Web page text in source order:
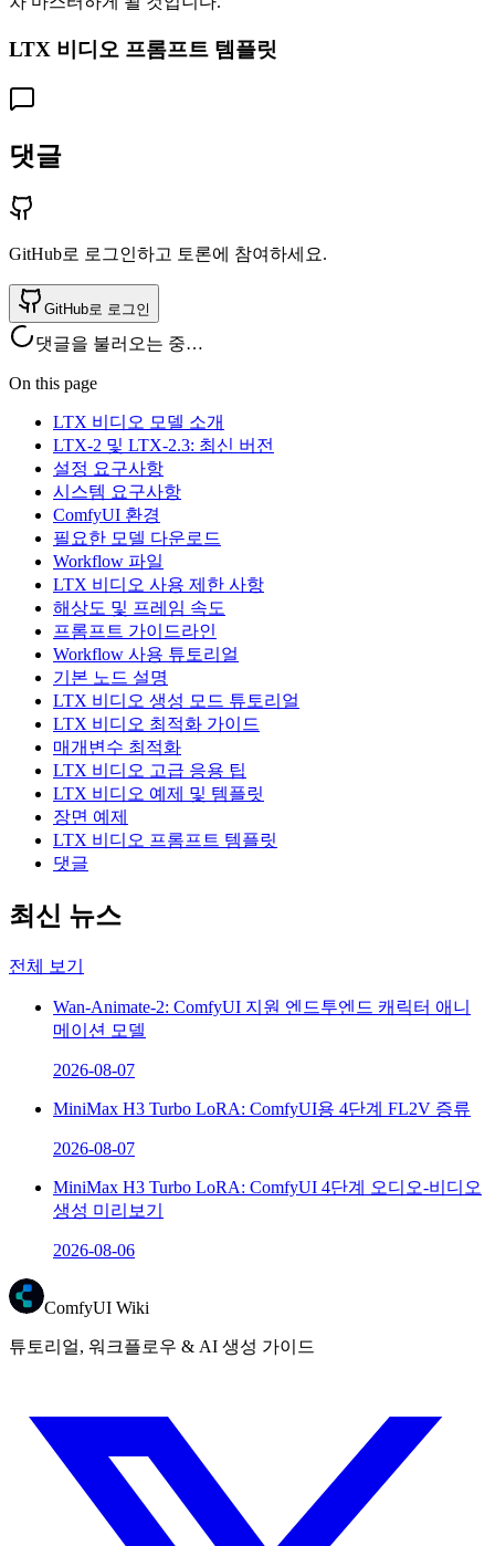
LTX 비디오 프롬프트 템플릿
댓글
GitHub로 로그인하고 토론에 참여하세요.
GitHub로 로그인
댓글을 불러오는 중…
On this page
LTX 비디오 모델 소개
LTX-2 및 LTX-2.3: 최신 버전
설정 요구사항
시스템 요구사항
ComfyUI 환경
필요한 모델 다운로드
Workflow 파일
LTX 비디오 사용 제한 사항
해상도 및 프레임 속도
프롬프트 가이드라인
Workflow 사용 튜토리얼
기본 노드 설명
LTX 비디오 생성 모드 튜토리얼
LTX 비디오 최적화 가이드
매개변수 최적화
LTX 비디오 고급 응용 팁
LTX 비디오 예제 및 템플릿
장면 예제
LTX 비디오 프롬프트 템플릿
댓글
최신 뉴스
전체 보기
Wan-Animate-2: ComfyUI 지원 엔드투엔드 캐릭터 애니
메이션 모델
2026-08-07
MiniMax H3 Turbo LoRA: ComfyUI용 4단계 FL2V 증류
2026-08-07
MiniMax H3 Turbo LoRA: ComfyUI 4단계 오디오-비디오
생성 미리보기
2026-08-06
ComfyUI Wiki
튜토리얼, 워크플로우 & AI 생성 가이드